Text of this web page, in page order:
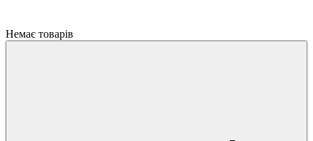
Немає товарів